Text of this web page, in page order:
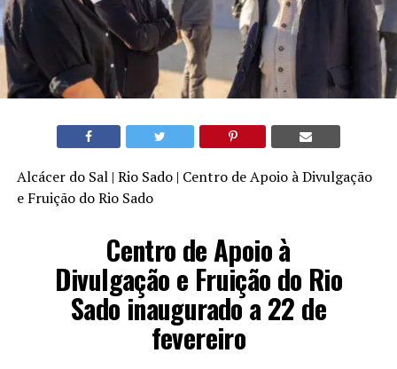
Alcácer do Sal | Rio Sado | Centro de Apoio à Divulgação
e Fruição do Rio Sado
Centro de Apoio à
Divulgação e Fruição do Rio
Sado inaugurado a 22 de
fevereiro